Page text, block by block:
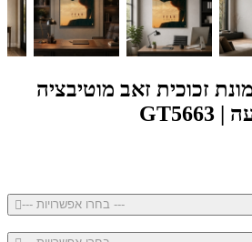
זכוכית זאב מוטיבציה
--- בחרו אפשרויות ---